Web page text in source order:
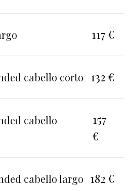
117 €
cabello corto 132 €
cabello
157
€
cabello largo 182 €